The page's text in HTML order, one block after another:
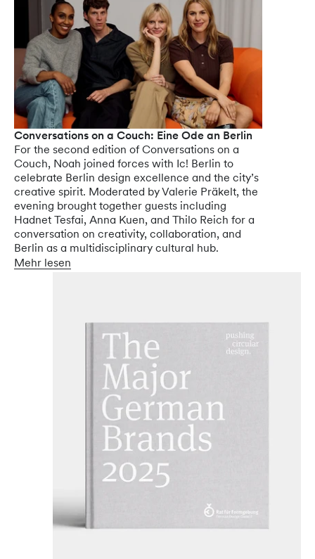
Conversations on a Couch: Eine Ode an Berlin
For the second edition of Conversations on a
Couch, Noah joined forces with Ic! Berlin to
celebrate Berlin design excellence and the city’s
creative spirit. Moderated by Valerie Präkelt, the
evening brought together guests including
Hadnet Tesfai, Anna Kuen, and Thilo Reich for a
conversation on creativity, collaboration, and
Berlin as a multidisciplinary cultural hub.
Mehr lesen